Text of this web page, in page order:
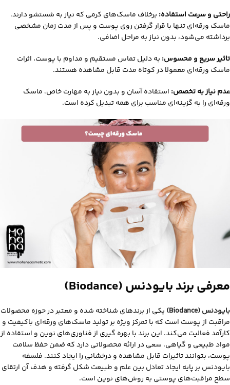
راحتی و سرعت استفاده: برخلاف ماسک‌های کرمی که نیاز به شستشو دارند،
ماسک ورقه‌ای تنها با قرار گرفتن روی پوست و پس از مدت زمان مشخصی
برداشته می‌شود، بدون نیاز به مراحل اضافی.
تاثیر سریع و محسوس: به دلیل تماس مستقیم و مداوم با پوست، اثرات
ماسک ورقه‌ای معمولا در کوتاه‌ مدت قابل مشاهده هستند.
عدم نیاز به تخصص: استفاده آسان و بدون نیاز به مهارت خاص، ماسک
ورقه‌ای را به گزینه‌ای مناسب برای همه تبدیل کرده است.
معرفی برند بایودنس (Biodance)
بایودنس (Biodance)
یکی از برندهای شناخته‌ شده و معتبر در حوزه محصولات
مراقبت از پوست است که با تمرکز ویژه بر تولید ماسک‌های ورقه‌ای باکیفیت و
کارآمد فعالیت می‌کند. این برند با بهره‌ گیری از فناوری‌های نوین و استفاده از
مواد طبیعی و گیاهی، سعی در ارائه محصولاتی دارد که ضمن حفظ سلامت
پوست، بتوانند تاثیرات قابل مشاهده و درخشانی را ایجاد کنند. فلسفه
بایودنس بر پایه ایجاد تعادل بین علم و طبیعت شکل گرفته و هدف آن ارتقای
سطح مراقبت‌های پوستی به روش‌های نوین است.